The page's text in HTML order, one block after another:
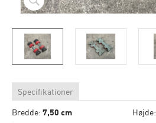
Specifikationer
Bredde: 7,50 cm Højde: